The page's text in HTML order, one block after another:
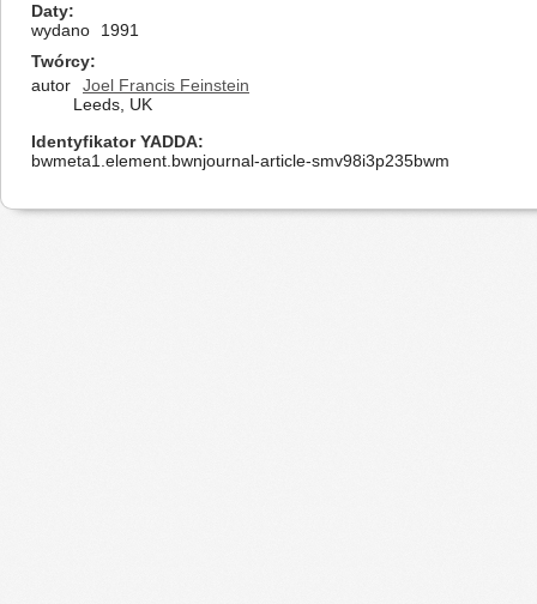
Daty
wydano
1991
Twórcy
autor
Joel Francis Feinstein
Leeds, UK
Identyfikator YADDA
bwmeta1.element.bwnjournal-article-smv98i3p235bwm